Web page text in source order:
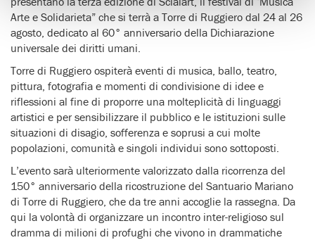
Arte e Solidarieta” che si terrà a Torre di Ruggiero dal 24 al 26
agosto, dedicato al 60° anniversario della Dichiarazione
universale dei diritti umani.
Torre di Ruggiero ospiterà eventi di musica, ballo, teatro,
pittura, fotografia e momenti di condivisione di idee e
riflessioni al fine di proporre una molteplicità di linguaggi
artistici e per sensibilizzare il pubblico e le istituzioni sulle
situazioni di disagio, sofferenza e soprusi a cui molte
popolazioni, comunità e singoli individui sono sottoposti.
L’evento sarà ulteriormente valorizzato dalla ricorrenza del
150° anniversario della ricostruzione del Santuario Mariano
di Torre di Ruggiero, che da tre anni accoglie la rassegna. Da
qui la volontà di organizzare un incontro inter-religioso sul
dramma di milioni di profughi che vivono in drammatiche